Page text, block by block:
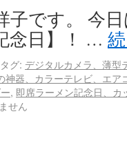
子です。 今
念日】！ …
タグ: デジタルカメラ、薄型
神器、カラーテレビ、エ
, 即席ラーメン記念日、
せん